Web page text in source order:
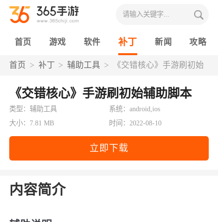
首页 游戏 软件 补丁 新闻 攻略
首页 补丁 辅助工具 《交错核心》手游刷初始
辅助脚本
《交错核心》手游刷初始辅助脚本
类型：辅助工具
系统：android,ios
大小：7.81 MB
时间：2022-08-10
立即下载
内容简介